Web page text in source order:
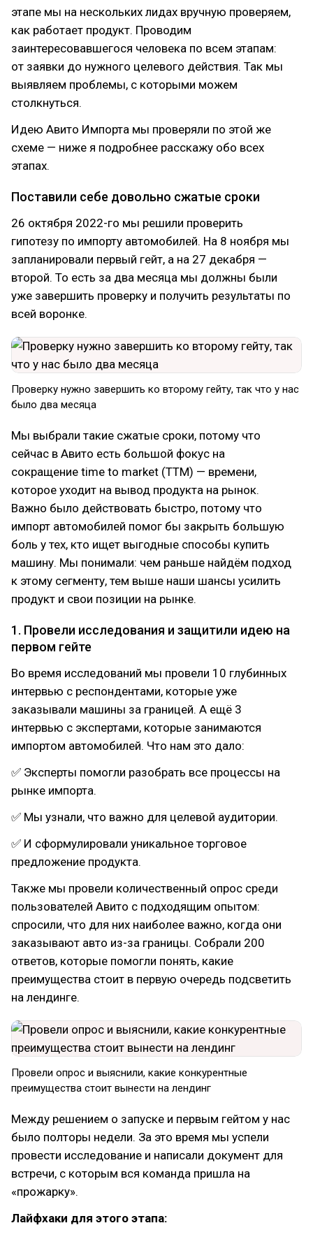
этапе мы на нескольких лидах вручную проверяем,
как работает продукт. Проводим
заинтересовавшегося человека по всем этапам:
от заявки до нужного целевого действия. Так мы
выявляем проблемы, с которыми можем
столкнуться.
Идею Авито Импорта мы проверяли по этой же
схеме — ниже я подробнее расскажу обо всех
этапах.
Поставили себе довольно сжатые сроки
26 октября 2022-го мы решили проверить
гипотезу по импорту автомобилей. На 8 ноября мы
запланировали первый гейт, а на 27 декабря —
второй. То есть за два месяца мы должны были
уже завершить проверку и получить результаты по
всей воронке.
Проверку нужно завершить ко второму гейту, так что у нас
было два месяца
Мы выбрали такие сжатые сроки, потому что
сейчас в Авито есть большой фокус на
сокращение time to market (TTM) — времени,
которое уходит на вывод продукта на рынок.
Важно было действовать быстро, потому что
импорт автомобилей помог бы закрыть большую
боль у тех, кто ищет выгодные способы купить
машину. Мы понимали: чем раньше найдём подход
к этому сегменту, тем выше наши шансы усилить
продукт и свои позиции на рынке.
1. Провели исследования и защитили идею на
первом гейте
Во время исследований мы провели 10 глубинных
интервью с респондентами, которые уже
заказывали машины за границей. А ещё 3
интервью с экспертами, которые занимаются
импортом автомобилей. Что нам это дало:
✅ Эксперты помогли разобрать все процессы на
рынке импорта.
✅ Мы узнали, что важно для целевой аудитории.
✅ И сформулировали уникальное торговое
предложение продукта.
Также мы провели количественный опрос среди
пользователей Авито с подходящим опытом:
спросили, что для них наиболее важно, когда они
заказывают авто из-за границы. Собрали 200
ответов, которые помогли понять, какие
преимущества стоит в первую очередь подсветить
на лендинге.
Провели опрос и выяснили, какие конкурентные
преимущества стоит вынести на лендинг
Между решением о запуске и первым гейтом у нас
было полторы недели. За это время мы успели
провести исследование и написали документ для
встречи, с которым вся команда пришла на
«прожарку».
Лайфхаки для этого этапа: